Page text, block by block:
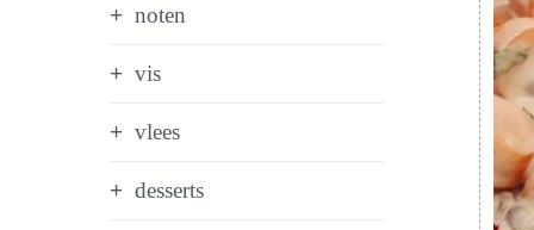
noten
vis
vlees
desserts